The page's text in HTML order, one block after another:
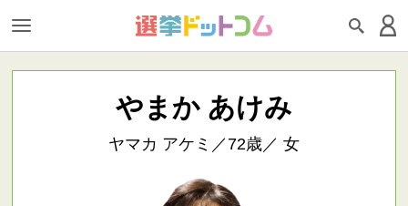
やまか あけみ
ヤマカ アケミ／72歳／ 女